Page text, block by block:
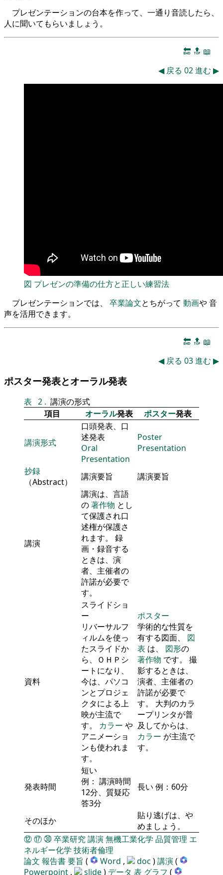
プレゼンテーションの台本を作って、一通り音読したら、
人に聞いてもらいましょう。
🔚 🔝 📖
◀ 戻る 02進む ▶
図 プレゼンの準備の仕方と正しい練習法
プレゼンテーションでは、 卒業論文とちがって 動画や 音
声を活用できます。
🔚 🔝 📖
◀ 戻る 03進む ▶
ポスター発表とオーラル発表
表 2 . 講演の形式
項目
オーラル発表 ポスター発表
講演形式
口頭発表、口
述発表
Oral
Presentation
Poster
Presentation
抄録
（Abstract）
講演要旨 講演要旨
講演
講演は、言語
の著作物 とし
て保護され口
述権が保護さ
れます。 録
画・録音する
ときは、演
者、主催者の
許諾が必要で
す。
資料
スライドショ
ー
リバーサルフ
ィルムを使っ
たスライドか
ら、ＯＨＰシ
ートになり、
今は、パソコ
ンとプロジェ
クタによる上
映が主流で
す。 カラー や
アニメーショ
ンも使われま
す。
ポスター
学術的な性質を
有する図面、 図
表 は、 図形の
著作物 です。 撮
影するときは、
演者、主催者の
許諾が必要で
す。 大判のカラ
ープリンタが普
及してからは、
カラー が主流で
す。
発表時間
短い
例： 講演時間
12分、質疑応
答3分
長い 例：60分
そのほか
貼り逃げは、や
めましょう。
⑫⑰㉚卒業研究講演無機工業化学 品質管理 エ
ネルギー化学 技術者倫理
論文 報告書要旨 ( Word , doc )講演(
Powerpoint , slide) データ 表 グラフ (